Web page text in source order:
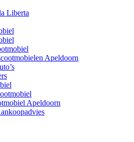
Liberta
Apeldoorn
Apeldoorn